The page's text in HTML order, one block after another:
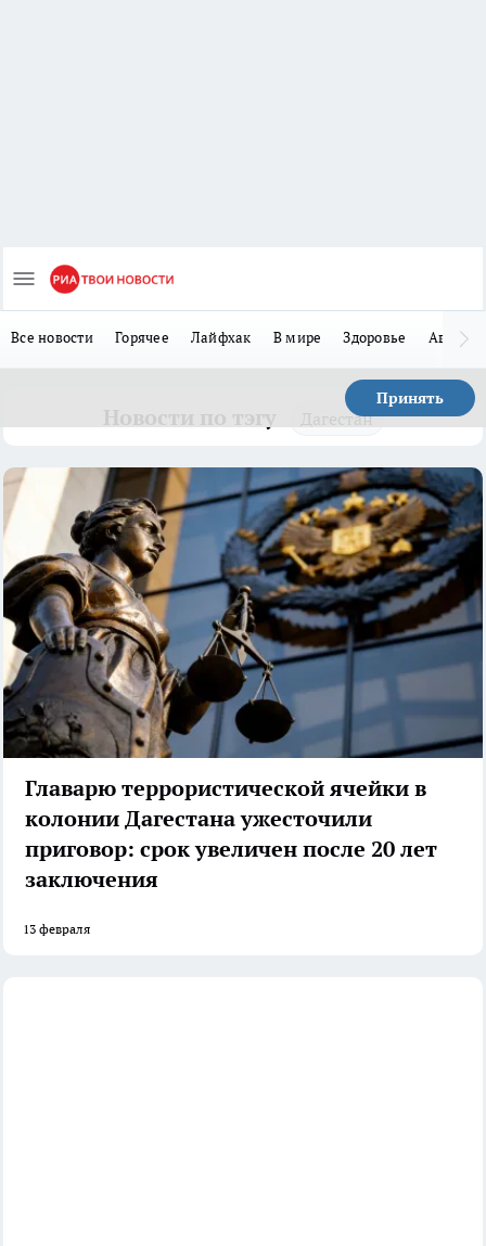
Все новости Горячее Лайфхак В мире Здоровье Авто
Принять
Дагестан
Главарю террористической ячейки в
колонии Дагестана ужесточили
приговор: срок увеличен после 20 лет
заключения
13 февраля